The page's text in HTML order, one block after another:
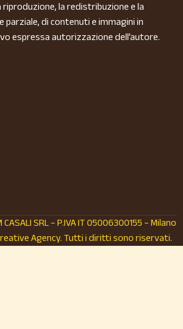
riproduzione, la redistribuzione e la
parziale, di contenuti e immagini in
espressa autorizzazione dell’autore.
SRL – P.IVA IT 05006300155 – Milano
Agency.Tutti i diritti sono riservati.